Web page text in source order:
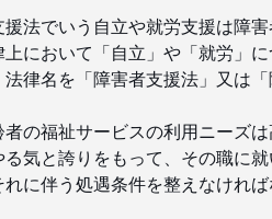
援法でいう自立や就労支援は
において「自立」や「就労」
法律名を「障害者支援法」又は
者の福祉サービスの利用ニーズ
気と誇りをもって、その職に
に伴う処遇条件を整えなけれ